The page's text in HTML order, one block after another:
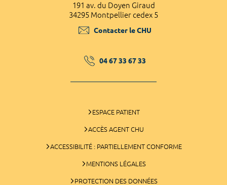
191 av. du Doyen Giraud
34295 Montpellier cedex 5
Contacter le CHU
04 67 33 67 33
ESPACE PATIENT
ACCÈS AGENT CHU
ACCESSIBILITÉ : PARTIELLEMENT CONFORME
MENTIONS LÉGALES
PROTECTION DES DONNÉES